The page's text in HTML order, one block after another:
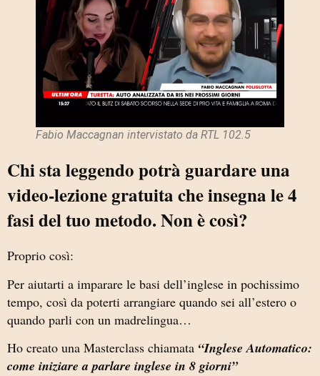
Fabio Maccagnan intervistato da RTL 102.5
Chi sta leggendo potrà guardare una
video-lezione gratuita che insegna le 4
fasi del tuo metodo. Non è così?
Proprio così:
Per aiutarti a imparare le basi dell’inglese in pochissimo
tempo, così da poterti arrangiare quando sei all’estero o
quando parli con un madrelingua…
Ho creato una Masterclass chiamata “Inglese Automatico:
come iniziare a parlare inglese in 8 giorni”